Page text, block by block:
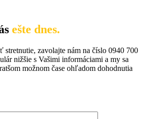
ešte dnes.
stretnutie, zavolajte nám na číslo 0940 700
nižšie s Vašimi informáciami a my sa
možnom čase ohľadom dohodnutia